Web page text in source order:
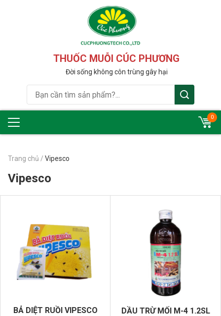
THUỐC MUỖI CÚC PHƯƠNG
Đời sống không côn trùng gây hại
0
Trang chủ / Vipesco
Vipesco
BẢ DIỆT RUỒI VIPESCO DẦU TRỪ MỐI M-4 1.2SL